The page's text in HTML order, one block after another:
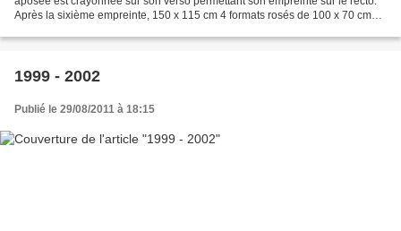
Après la sixième empreinte, 150 x 115 cm 4 formats rosés de 100 x 70 cm
1999 - 2002
Publié le 29/08/2011 à 18:15